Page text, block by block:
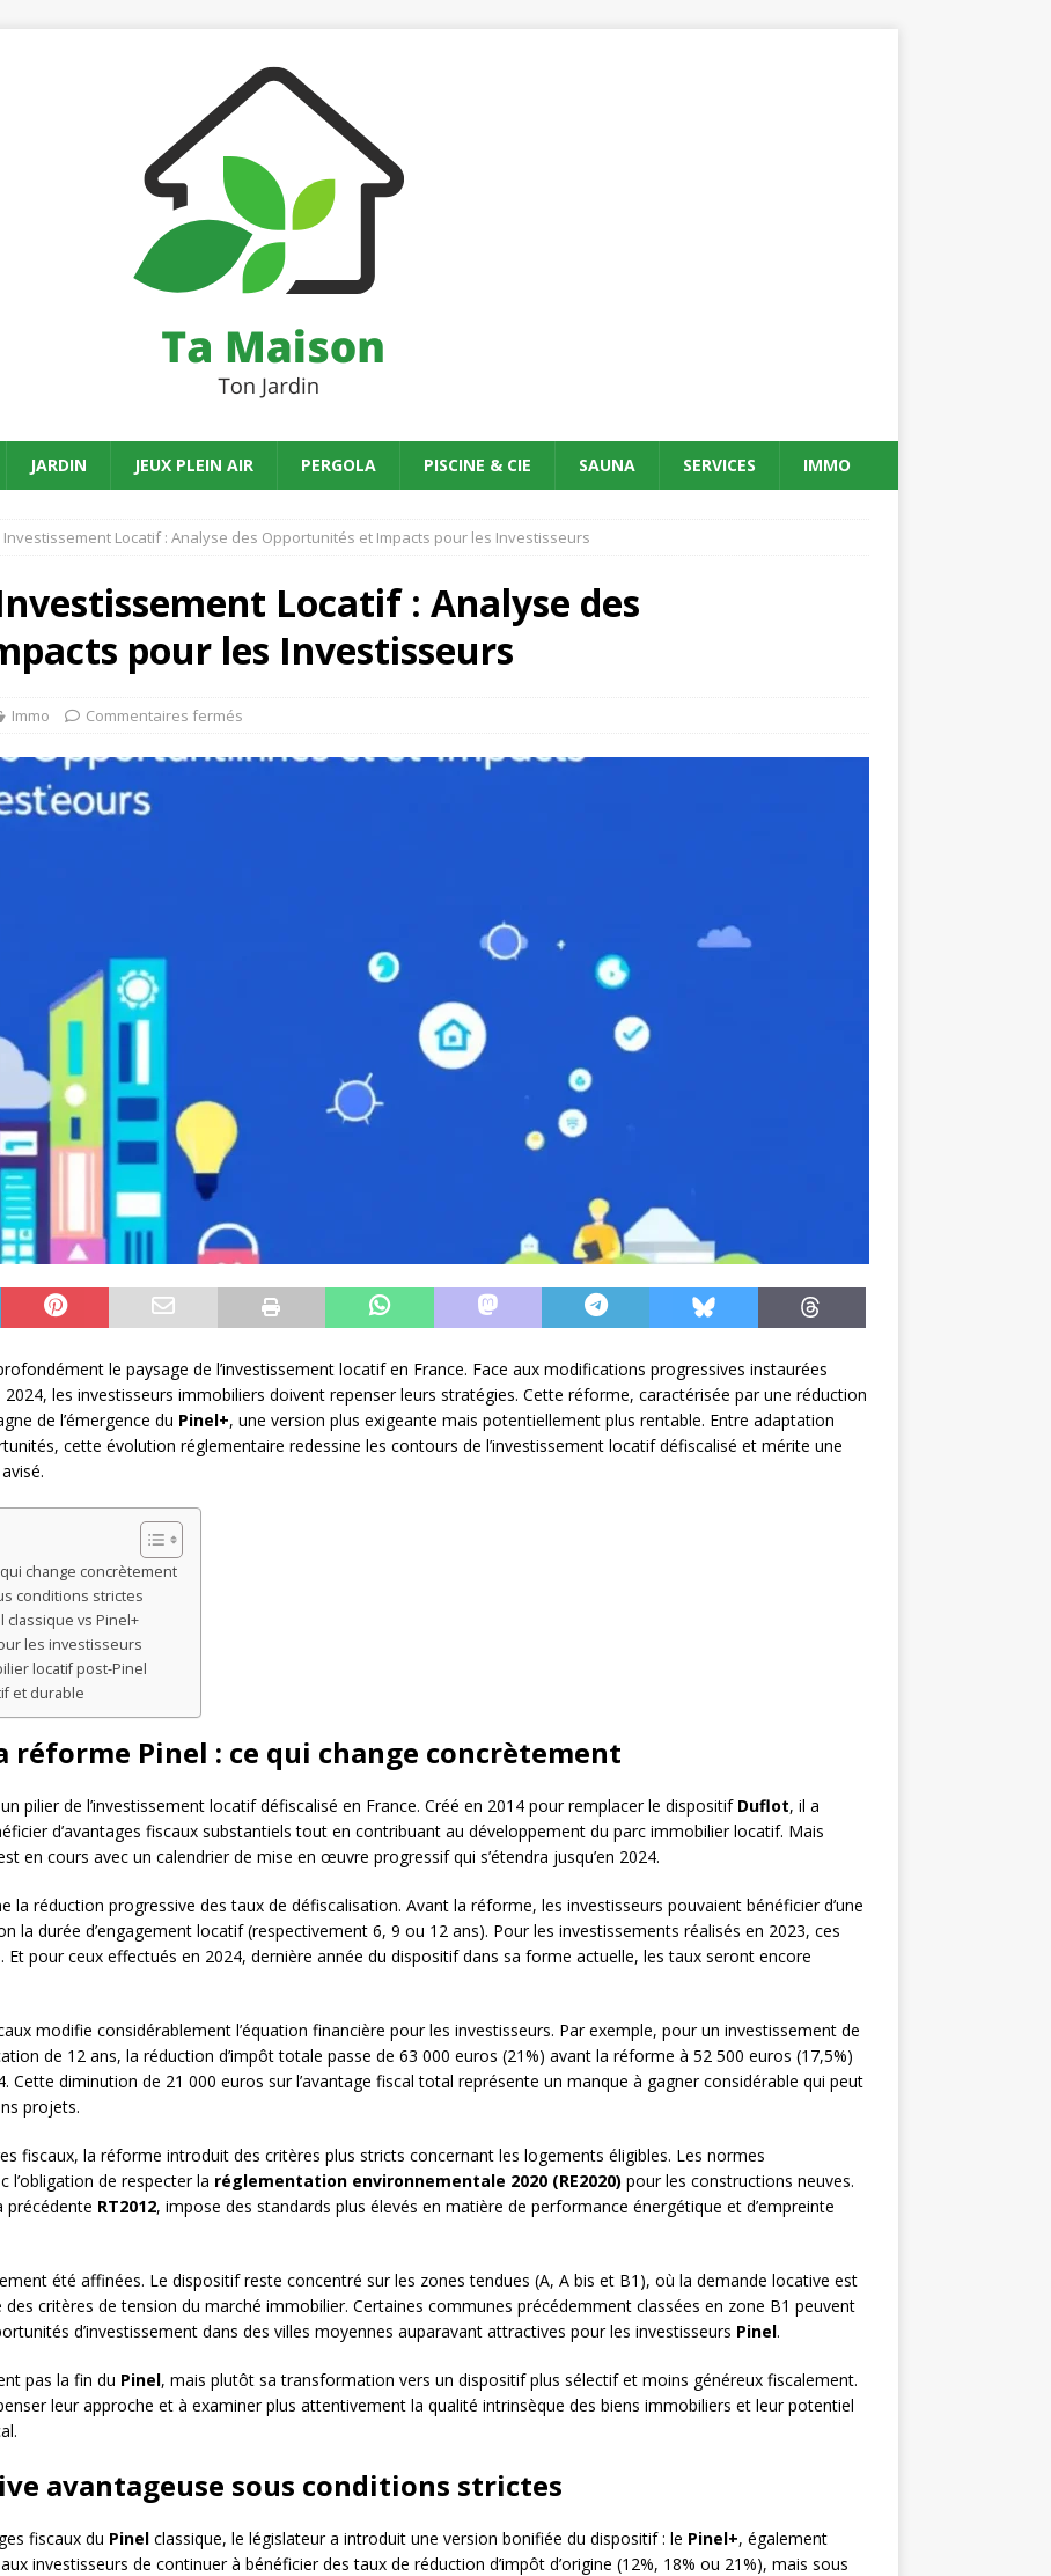
JARDIN JEUX PLEIN AIR PERGOLA PISCINE & CIE SAUNA SERVICES IMMO
Locatif : Analyse des Opportunités et Impacts pour les Investisseurs
Locatif : Analyse des
pour les Investisseurs
Immo Commentaires fermés
le paysage de l’investissement locatif en France. Face aux modifications progressives instaurées
les investisseurs immobiliers doivent repenser leurs stratégies. Cette réforme, caractérisée par une réduction
de l’émergence du Pinel+, une version plus exigeante mais potentiellement plus rentable. Entre adaptation
cette évolution réglementaire redessine les contours de l’investissement locatif défiscalisé et mérite une
change concrètement
conditions strictes
classique vs Pinel+
les investisseurs
locatif post-Pinel
et durable
réforme Pinel : ce qui change concrètement
pilier de l’investissement locatif défiscalisé en France. Créé en 2014 pour remplacer le dispositif Duflot, il a
d’avantages fiscaux substantiels tout en contribuant au développement du parc immobilier locatif. Mais
en cours avec un calendrier de mise en œuvre progressif qui s’étendra jusqu’en 2024.
la réduction progressive des taux de défiscalisation. Avant la réforme, les investisseurs pouvaient bénéficier d’une
la durée d’engagement locatif (respectivement 6, 9 ou 12 ans). Pour les investissements réalisés en 2023, ces
pour ceux effectués en 2024, dernière année du dispositif dans sa forme actuelle, les taux seront encore
modifie considérablement l’équation financière pour les investisseurs. Par exemple, pour un investissement de
de 12 ans, la réduction d’impôt totale passe de 63 000 euros (21%) avant la réforme à 52 500 euros (17,5%)
Cette diminution de 21 000 euros sur l’avantage fiscal total représente un manque à gagner considérable qui peut
projets.
fiscaux, la réforme introduit des critères plus stricts concernant les logements éligibles. Les normes
de respecter la réglementation environnementale 2020 (RE2020) pour les constructions neuves.
précédente RT2012, impose des standards plus élevés en matière de performance énergétique et d’empreinte
été affinées. Le dispositif reste concentré sur les zones tendues (A, A bis et B1), où la demande locative est
critères de tension du marché immobilier. Certaines communes précédemment classées en zone B1 peuvent
d’investissement dans des villes moyennes auparavant attractives pour les investisseurs Pinel.
pas la fin du Pinel, mais plutôt sa transformation vers un dispositif plus sélectif et moins généreux fiscalement.
leur approche et à examiner plus attentivement la qualité intrinsèque des biens immobiliers et leur potentiel
avantageuse sous conditions strictes
fiscaux du Pinel classique, le législateur a introduit une version bonifiée du dispositif : le Pinel+, également
investisseurs de continuer à bénéficier des taux de réduction d’impôt d’origine (12%, 18% ou 21%), mais sous